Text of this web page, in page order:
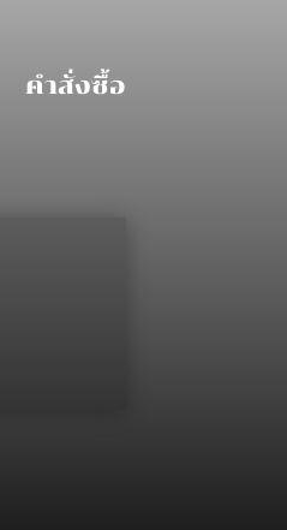
คำสั่งซื้อ